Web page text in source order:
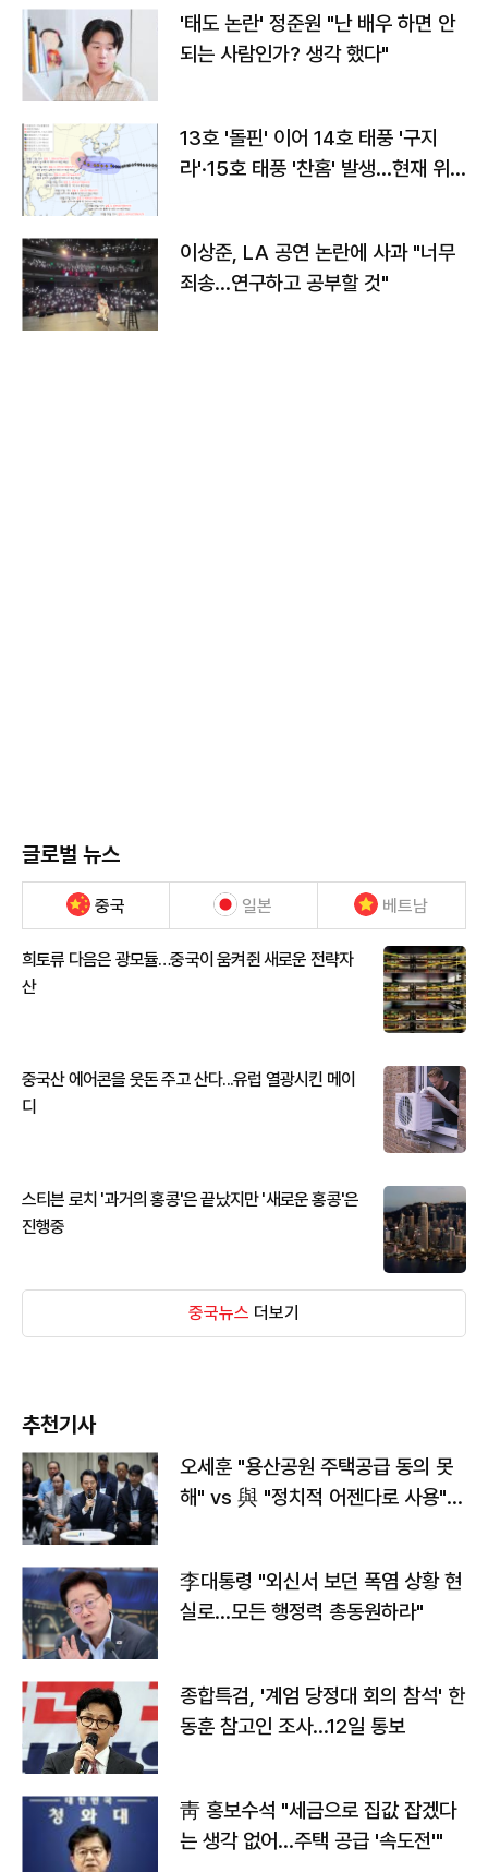
'태도 논란' 정준원 "난 배우 하면 안
되는 사람인가? 생각 했다"
13호 '돌핀' 이어 14호 태풍 '구지
라'·15호 태풍 '찬홈' 발생…현재 위
이상준, LA 공연 논란에 사과 "너무
죄송…연구하고 공부할 것"
글로벌 뉴스
중국 일본 베트남
희토류 다음은 광모듈…중국이 움켜쥔 새로운 전략자
산
중국산 에어콘을 웃돈 주고 산다...유럽 열광시킨 메이
디
스티븐 로치 '과거의 홍콩'은 끝났지만 '새로운 홍콩'은
진행중
중국뉴스 더보기
추천기사
오세훈 "용산공원 주택공급 동의 못
해" vs 與 "정치적 어젠다로 사용"
李대통령 "외신서 보던 폭염 상황 현
실로…모든 행정력 총동원하라"
종합특검, '계엄 당정대 회의 참석' 한
동훈 참고인 조사...12일 통보
靑 홍보수석 "세금으로 집값 잡겠다
는 생각 없어…주택 공급 '속도전'"